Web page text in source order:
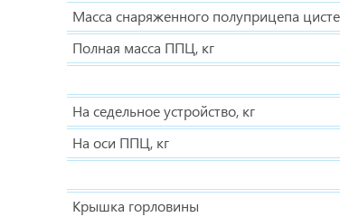
Масса снаряженного полуприцепа
Полная масса ППЦ, кг
На седельное устройство, кг
На оси ППЦ, кг
Крышка горловины